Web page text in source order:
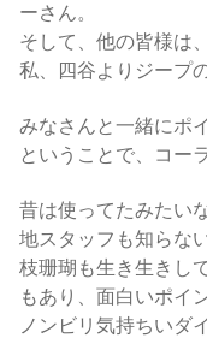
ーさん。
そして、他の皆様は
私、四谷よりジープ
みなさんと一緒にポ
ということで、コー
昔は使ってたみたい
地スタッフも知らない
枝珊瑚も生き生きし
もあり、面白いポイ
ノンビリ気持ちいダ